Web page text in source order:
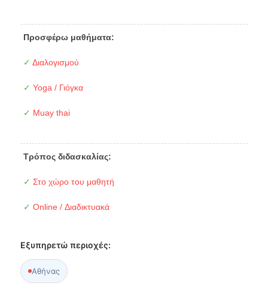
Προσφέρω μαθήματα:
✓ Διαλογισμού
✓ Yoga / Γιόγκα
✓ Muay thai
Τρόπος διδασκαλίας:
✓ Στο χώρο του μαθητή
✓ Online / Διαδικτυακά
Εξυπηρετώ περιοχές:
Αθήνας